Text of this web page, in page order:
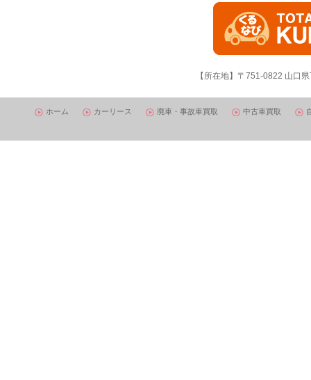
【所在地】〒751-0822 山
ホーム カーリース 廃車・事故車買取 中古車買取